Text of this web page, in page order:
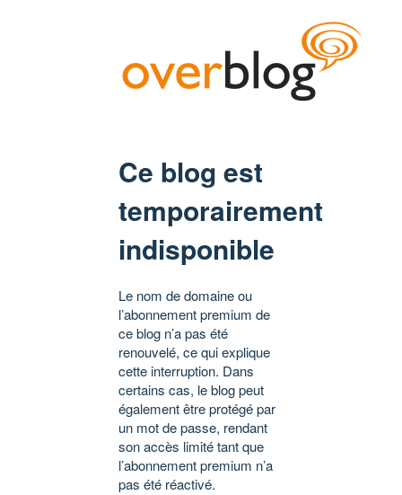
Ce blog est
temporairement
indisponible
Le nom de domaine ou
l’abonnement premium de
ce blog n’a pas été
renouvelé, ce qui explique
cette interruption. Dans
certains cas, le blog peut
également être protégé par
un mot de passe, rendant
son accès limité tant que
l’abonnement premium n’a
pas été réactivé.